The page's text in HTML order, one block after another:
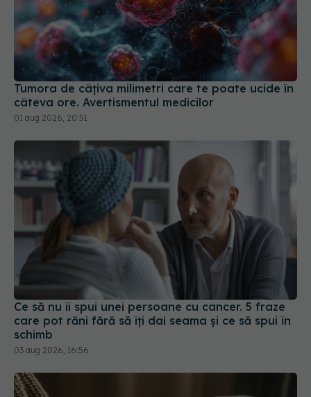
Tumora de câțiva milimetri care te poate ucide în
câteva ore. Avertismentul medicilor
01 aug 2026, 20:51
Ce să nu îi spui unei persoane cu cancer. 5 fraze
care pot răni fără să îți dai seama și ce să spui în
schimb